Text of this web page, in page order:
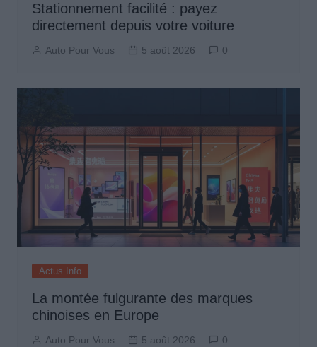
Stationnement facilité : payez
directement depuis votre voiture
Auto Pour Vous 5 août 2026 0
Actus Info
La montée fulgurante des marques
chinoises en Europe
Auto Pour Vous 5 août 2026 0